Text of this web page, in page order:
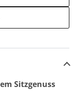
Sitzgenuss